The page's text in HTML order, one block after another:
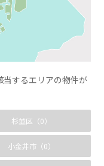
するエリアの物件が
杉並区（0）
小金井市（0）